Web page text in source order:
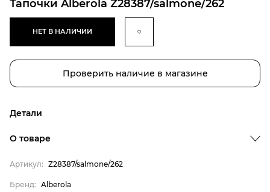
Тапочки Alberola Z28387/salmone/262
НЕТ В НАЛИЧИИ
Проверить наличие в магазине
Детали
Страна производитель
Внутренний материал
О товаре
Артикул: Z28387/salmone/262
Бренд: Alberola